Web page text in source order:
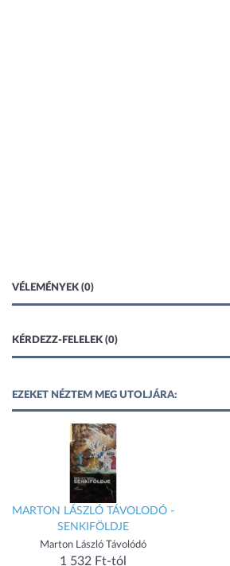
VÉLEMÉNYEK (0)
KÉRDEZZ-FELELEK (0)
EZEKET NÉZTEM MEG UTOLJÁRA:
MARTON LÁSZLÓ TÁVOLODÓ -
SENKIFÖLDJE
Marton László Távolódó
1 532 Ft-tól